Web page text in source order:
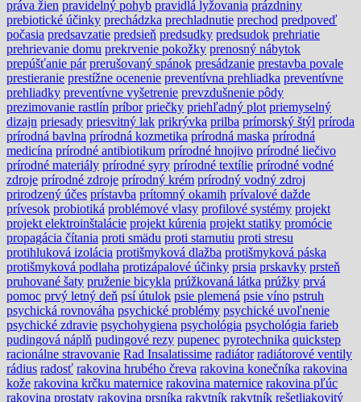
práva žien pravidelný pohyb pravidlá lyžovania prázdniny
prebiotické účinky prechádzka prechladnutie prechod predpoveď
počasia predsavzatie predsieň predsudky predsudok prehriatie
prehrievanie domu prekrvenie pokožky prenosný nábytok
prepúšťanie pár prerušovaný spánok presádzanie prestavba povale
prestieranie prestížne ocenenie preventívna prehliadka preventívne
prehliadky preventívne vyšetrenie prevzdušnenie pôdy
prezimovanie rastlín príbor priečky priehľadný plot priemyselný
dizajn priesady priesvitný lak prikrývka prilba prímorský štýl príroda
prírodná bavlna prírodná kozmetika prírodná maska prírodná
medicína prírodné antibiotikum prírodné hnojivo prírodné liečivo
prírodné materiály prírodné syry prírodné textílie prírodné vodné
zdroje prírodné zdroje prírodný krém prírodný vodný zdroj
prirodzený účes prístavba prítomný okamih prívalové dažde
prívesok probiotiká problémové vlasy profilové systémy projekt
projekt elektroinštalácie projekt kúrenia projekt statiky promócie
propagácia čítania proti smädu proti starnutiu proti stresu
protihluková izolácia protišmyková dlažba protišmyková páska
protišmyková podlaha protizápalové účinky prsia prskavky prsteň
pruhované šaty pruženie bicykla prúžkovaná látka prúžky prvá
pomoc prvý letný deň psí útulok psie plemená psie víno pstruh
psychická rovnováha psychické problémy psychické uvoľnenie
psychické zdravie psychohygiena psychológia psychológia farieb
pudingová náplň pudingové rezy pupenec pyrotechnika quickstep
racionálne stravovanie Rad Insalatissime radiátor radiátorové ventily
rádius radosť rakovina hrubého čreva rakovina konečníka rakovina
kože rakovina krčku maternice rakovina maternice rakovina pľúc
rakovina prostaty rakovina prsníka rakytník rakytník rešetliakovitý